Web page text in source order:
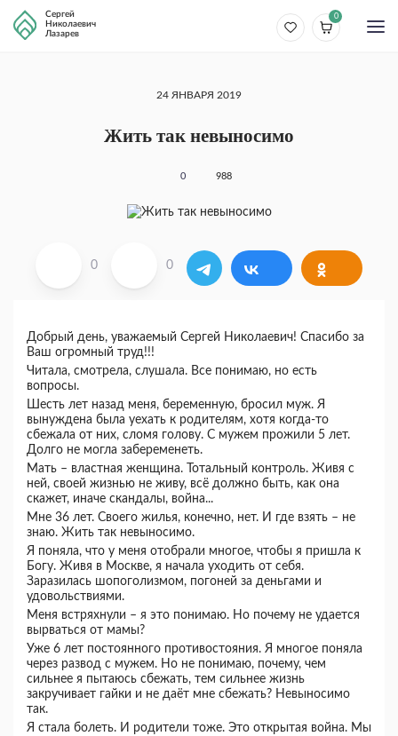
Сергей
Николаевич
Лазарев
0
24 ЯНВАРЯ 2019
Жить так невыносимо
0 988
0 0
Добрый день, уважаемый Сергей Николаевич! Спасибо за
Ваш огромный труд!!!
Читала, смотрела, слушала. Все понимаю, но есть
вопросы.
Шесть лет назад меня, беременную, бросил муж. Я
вынуждена была уехать к родителям, хотя когда-то
сбежала от них, сломя голову. С мужем прожили 5 лет.
Долго не могла забеременеть.
Мать – властная женщина. Тотальный контроль. Живя с
ней, своей жизнью не живу, всё должно быть, как она
скажет, иначе скандалы, война...
Мне 36 лет. Своего жилья, конечно, нет. И где взять – не
знаю. Жить так невыносимо.
Я поняла, что у меня отобрали многое, чтобы я пришла к
Богу. Живя в Москве, я начала уходить от себя.
Заразилась шопоголизмом, погоней за деньгами и
удовольствиями.
Меня встряхнули – я это понимаю. Но почему не удается
вырваться от мамы?
Уже 6 лет постоянного противостояния. Я многое поняла
через развод с мужем. Но не понимаю, почему, чем
сильнее я пытаюсь сбежать, тем сильнее жизнь
закручивает гайки и не даёт мне сбежать? Невыносимо
так.
Я стала болеть. И родители тоже. Это открытая война. Мы